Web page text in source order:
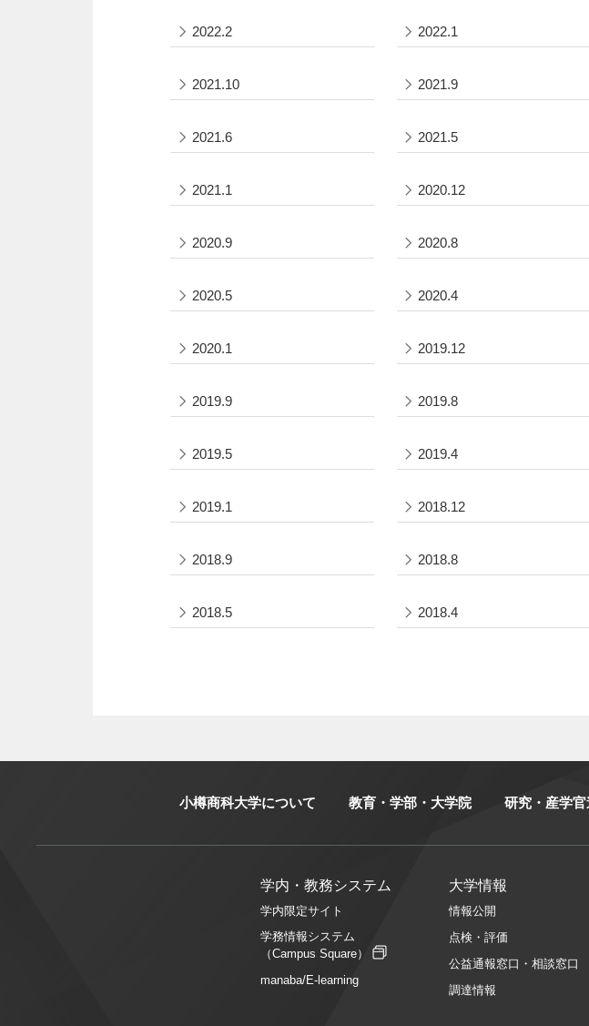
2022.2 2022.1
2021.10 2021.9
2021.6 2021.5
2021.1 2020.12
2020.9 2020.8
2020.5 2020.4
2020.1 2019.12
2019.9 2019.8
2019.5 2019.4
2019.1 2018.12
2018.9 2018.8
2018.5 2018.4
小樽商科大学について 教育・学部・大学院 研究・産学官
学内・教務システム
学内限定サイト
学務情報システム
（Campus Square）
manaba/E-learning
大学情報
情報公開
点検・評価
公益通報窓口・相談窓口
調達情報